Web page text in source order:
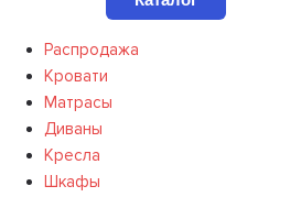
Распродажа
Кровати
Матрасы
Диваны
Кресла
Шкафы